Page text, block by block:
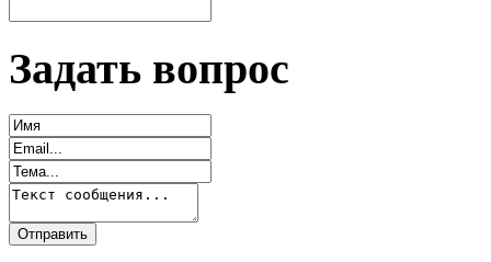
Задать вопрос